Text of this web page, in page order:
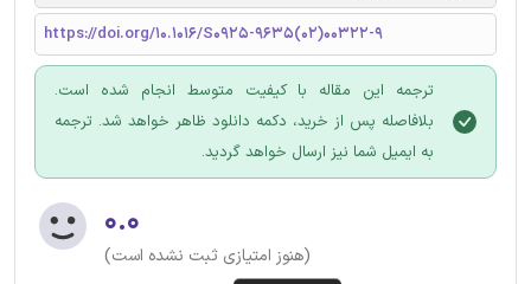
https://doi.org/10.1016/S0925-9635(02)00322-9
ترجمه این مقاله با کیفیت متوسط انجام شده است.
بلافاصله پس از خرید، دکمه دانلود ظاهر خواهد شد. ترجمه
به ایمیل شما نیز ارسال خواهد گردید.
۰.۰
(هنوز امتیازی ثبت نشده است)